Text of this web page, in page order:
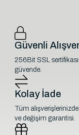
Güvenli
256Bit SSL
güvende.
Kolay İade
Tüm
ve değişim garantisi.